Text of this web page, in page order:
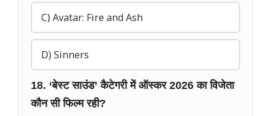
C) Avatar: Fire and Ash
D) Sinners
18. ‘बेस्ट साउंड’ कैटेगरी में ऑस्कर 2026 का विजेता
कौन सी फिल्म रही?